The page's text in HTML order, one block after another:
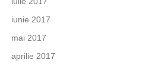
iunie 2017
mai 2017
aprilie 2017